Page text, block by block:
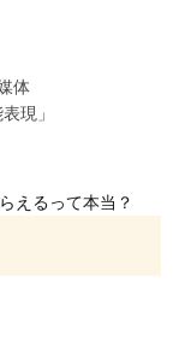
体
現」
えるって本当？